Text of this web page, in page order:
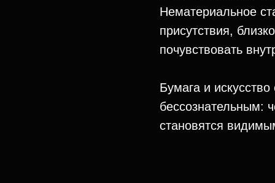
Нематериальное
присутствия,
почувствовать
Бумага и
бессознательным:
становятся